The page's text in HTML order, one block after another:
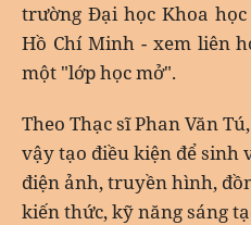
trường Đại học Khoa
Hồ Chí Minh - xem liên
một "lớp học mở".
Theo Thạc sĩ Phan Văn
vậy tạo điều kiện để sinh
điện ảnh, truyền hình,
kiến thức, kỹ năng sáng